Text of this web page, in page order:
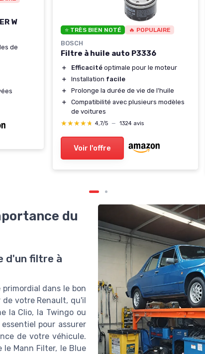
W
de
⭐ TRÈS BIEN NOTÉ 🔥 POPULAIRE
BOSCH
Filtre à huile auto P3336
＋ Efficacité optimale pour le moteur
＋
Installation facile
＋
Prolonge la durée de vie de l'huile
＋
Compatibilité avec plusieurs modèles
de voitures
★★★★★
★★★★★ 4,7/5 — 1324 avis
Voir l'offre
du
d'un filtre à
dans le bon
votre Renault, qu'il
la Clio, la Twingo ou
pour assurer
de votre véhicule.
Mann Filter, le Blue